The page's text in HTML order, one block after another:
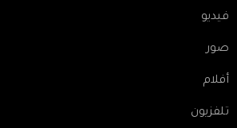
فيديو
صور
أفلام
تلفزيون